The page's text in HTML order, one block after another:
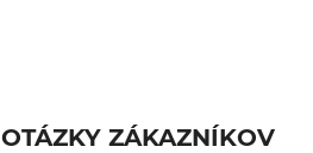
OTÁZKY ZÁKAZNÍKOV